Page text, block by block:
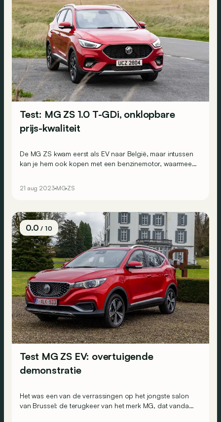
Test: MG ZS 1.0 T-GDi, onklopbare
prijs-kwaliteit
De MG ZS kwam eerst als EV naar België, maar intussen
kan je hem ook kopen met een benzinemotor, waarmee
21 aug 2023 MG ZS
0.0/ 10
Test MG ZS EV: overtuigende
demonstratie
Het was een van de verrassingen op het jongste salon
van Brussel: de terugkeer van het merk MG, dat vandaag